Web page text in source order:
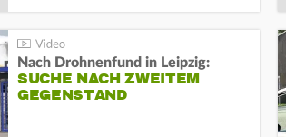
Nach Drohnenfund in Leipzig:
SUCHE NACH ZWEITEM
GEGENSTAND